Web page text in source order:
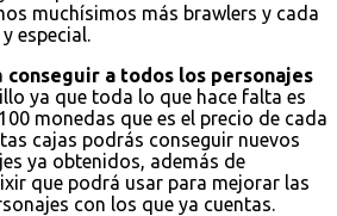
muchísimos más brawlers y cada
especial.
conseguir a todos los personajes
ya que toda lo que hace falta es
monedas que es el precio de cada
cajas podrás conseguir nuevos
ya obtenidos, además de
que podrá usar para mejorar las
con los que ya cuentas.